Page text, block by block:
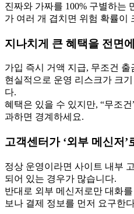
진짜와 가짜를 100% 구별하는
가 여러 개 겹치면 위험 확률이
지나치게 큰 혜택을 전면
가입 즉시 거액 지급, 무조건
현실적으로 운영 리스크가 크
다.
혜택은 있을 수 있지만, “무조
과하면 경계하세요.
고객센터가 ‘외부 메신저’
정상 운영이라면 사이트 내부
되어 있는 경우가 많습니다.
반대로 외부 메신저로만 대화
보나 결제 정보를 먼저 요구한